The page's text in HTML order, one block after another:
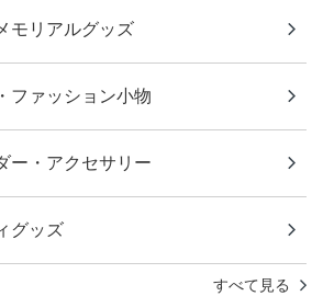
モリアルグッズ
ファッション小物
ー・アクセサリー
グッズ
すべて見る